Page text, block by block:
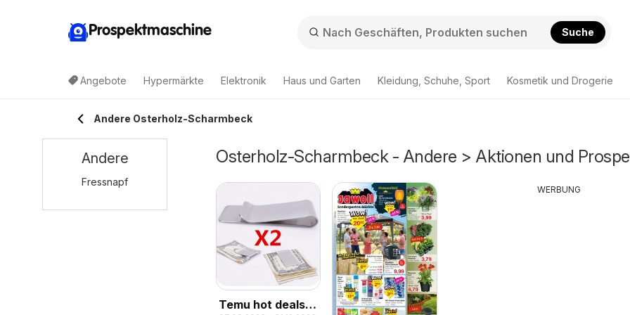
Prospektmaschine Suche
Angebote Hypermärkte Elektronik Haus und Garten Kleidung, Schuhe, Sport Kosmetik und Drogerie
Andere Osterholz-Scharmbeck
Osterholz-Scharmbeck - Andere > Aktionen und
Temu hot deals –
WERBUNG
Andere
Fressnapf